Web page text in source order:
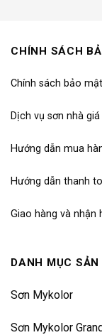
CHÍNH SÁCH
Chính sách bảo mật
Dịch vụ sơn nhà giá
Hướng dẫn mua
Hướng dẫn thanh
Giao hàng và nhận
DANH MỤC SẢN
Sơn Mykolor
Sơn Mykolor